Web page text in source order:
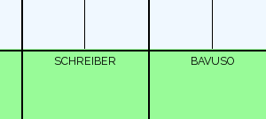
SCHREIBER BAVUSO